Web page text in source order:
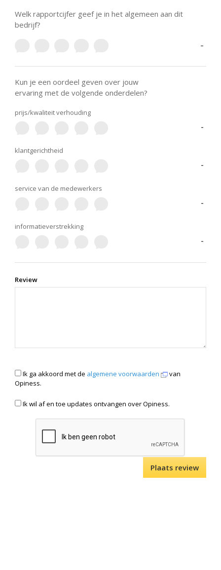
Welk rapportcijfer geef je in het algemeen aan dit
bedrijf?
-
Kun je een oordeel geven over jouw
ervaring met de volgende onderdelen?
prijs/kwaliteit verhouding
-
klantgerichtheid
-
service van de medewerkers
-
informatieverstrekking
-
Review
Ik ga akkoord met de algemene voorwaarden
van
Opiness.
Ik wil af en toe updates ontvangen over Opiness.